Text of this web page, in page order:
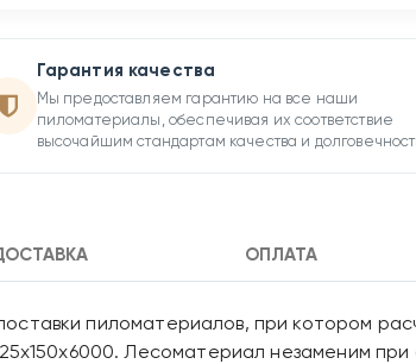
Гарантия качества
Мы предоставляем гарантию на все наши
пиломатериалы, обеспечивая их соответствие
высочайшим стандартам качества и
ОПЛАТА
пиломатериалов, при котором
Лесоматериал незаменим